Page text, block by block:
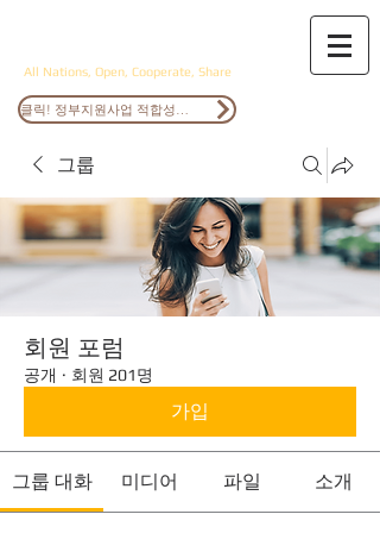
All Nations, Open, Cooperate, Share
그룹
회원 포럼
공개 · 회원 201명
가입
그룹 대화 미디어 파일 소개